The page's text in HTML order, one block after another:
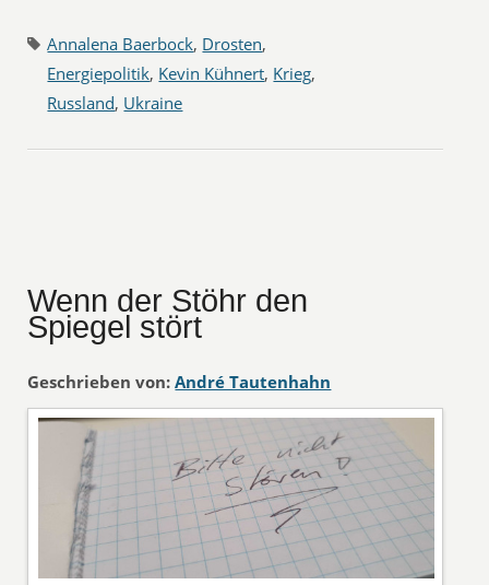
Annalena Baerbock, Drosten,
Energiepolitik, Kevin Kühnert, Krieg,
Russland, Ukraine
Wenn der Stöhr den
Spiegel stört
Geschrieben von: André Tautenhahn